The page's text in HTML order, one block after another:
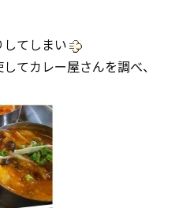
てしまい
てカレー屋さんを調べ、